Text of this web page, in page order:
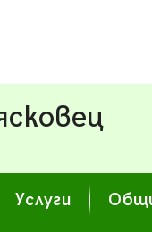
Услуги